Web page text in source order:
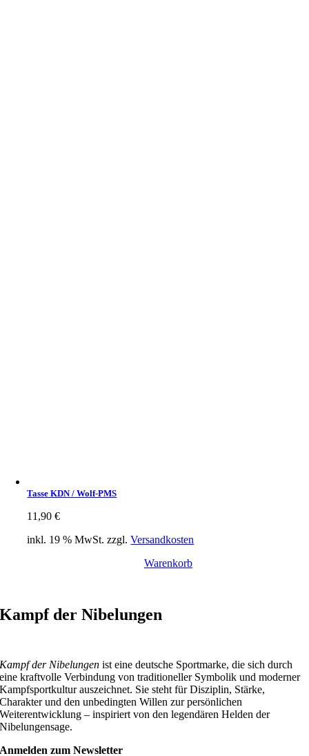
Tasse KDN / Wolf-PMS
11,90€
inkl. 19 % MwSt. zzgl.Versandkosten
Warenkorb
Kampf der Nibelungen
Kampf der Nibelungen ist eine deutsche Sportmarke, die sich durch
eine kraftvolle Verbindung von traditioneller Symbolik und moderner
Kampfsportkultur auszeichnet. Sie steht für Disziplin, Stärke,
Charakter und den unbedingten Willen zur persönlichen
Weiterentwicklung – inspiriert von den legendären Helden der
Nibelungensage.
Anmelden zum Newsletter